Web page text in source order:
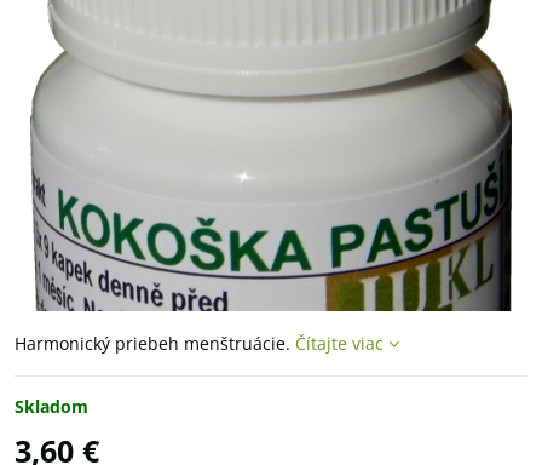
Harmonický priebeh menštruácie. Čítajte viac
Skladom
3,60 €